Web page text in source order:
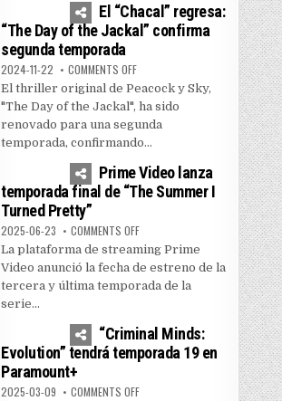
El “Chacal” regresa:
“The Day of the Jackal” confirma
segunda temporada
2024-11-22 COMMENTS OFFON EL “CHACAL” REGRESA:
El thriller original de Peacock y Sky,
"The Day of the Jackal", ha sido
renovado para una segunda
temporada, confirmando...
1 5159
Prime Video lanza
temporada final de “The Summer I
Turned Pretty”
2025-06-23 COMMENTS OFFON PRIME VIDEO LANZA
La plataforma de streaming Prime
Video anunció la fecha de estreno de la
tercera y última temporada de la
serie...
0
“Criminal Minds:
Evolution” tendrá temporada 19 en
Paramount+
2025-03-09 COMMENTS OFFON “CRIMINAL MINDS: